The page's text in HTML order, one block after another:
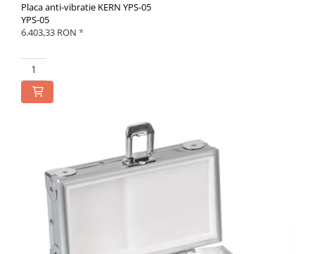
Placa anti-vibratie KERN YPS-05
YPS-05
6.403,33 RON *